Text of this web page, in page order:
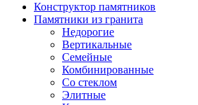
Конструктор памятников
Памятники из гранита
Недорогие
Вертикальные
Семейные
Комбинированные
Со стеклом
Элитные